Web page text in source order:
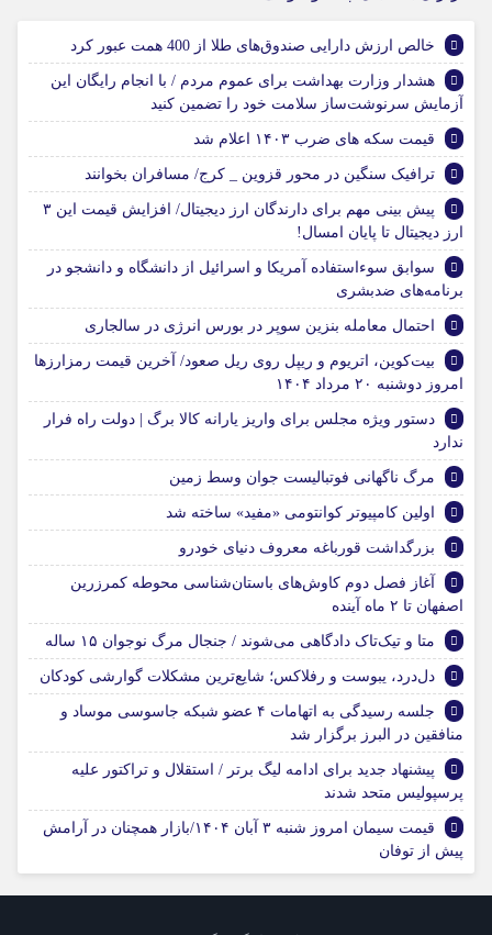
خالص ارزش دارایی صندوق‌های طلا از 400 همت عبور کرد
هشدار وزارت بهداشت برای عموم مردم / با انجام رایگان این
آزمایش سرنوشت‌ساز سلامت خود را تضمین کنید
قیمت سکه های ضرب ۱۴۰۳ اعلام شد
ترافیک سنگین در محور قزوین _ کرج/ مسافران بخوانند
پیش بینی مهم برای دارندگان ارز دیجیتال/ افزایش قیمت این ۳
ارز دیجیتال تا پایان امسال!
سوابق سوءاستفاده آمریکا و اسرائیل از دانشگاه و دانشجو در
برنامه‌های ضدبشری
احتمال معامله بنزین سوپر در بورس انرژی در سالجاری
بیت‌کوین، اتریوم و ریپل روی ریل صعود/ آخرین قیمت رمزارزها
امروز دوشنبه ۲۰ مرداد ۱۴۰۴
دستور ویژه مجلس برای واریز یارانه کالا برگ | دولت راه فرار
ندارد
مرگ ناگهانی فوتبالیست جوان وسط زمین
اولین کامپیوتر کوانتومی «مفید» ساخته شد
بزرگداشت قورباغه معروف دنیای خودرو
آغاز فصل دوم کاوش‌های باستان‌شناسی محوطه کمرزرین
اصفهان تا ۲ ماه آینده
متا و تیک‌تاک دادگاهی می‌شوند / جنجال مرگ نوجوان ۱۵ ساله
دل‌درد، یبوست و رفلاکس؛ شایع‌ترین مشکلات گوارشی کودکان
جلسه رسیدگی به اتهامات ۴ عضو شبکه جاسوسی موساد و
منافقین در البرز برگزار شد
پیشنهاد جدید برای ادامه لیگ برتر / استقلال و تراکتور علیه
پرسپولیس متحد شدند
قیمت سیمان امروز شنبه ۳ آبان ۱۴۰۴/بازار همچنان در آرامش
پیش از توفان